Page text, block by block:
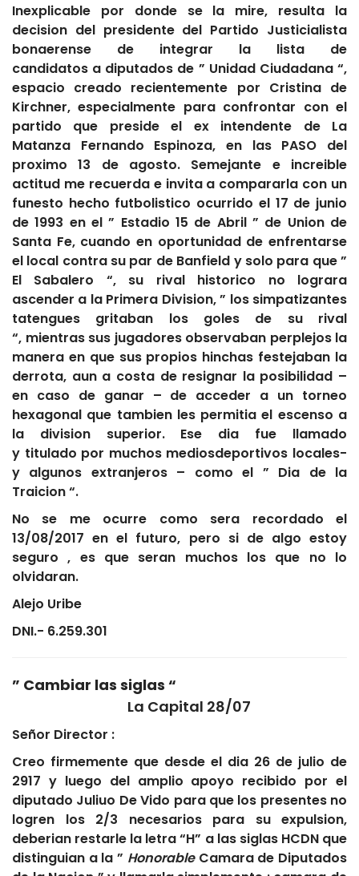
Inexplicable por donde se la mire, resulta la
decision del presidente del Partido Justicialista
bonaerense de integrar la lista de
candidatos a diputados de ” Unidad Ciudadana “,
espacio creado recientemente por Cristina de
Kirchner, especialmente para confrontar con el
partido que preside el ex intendente de La
Matanza Fernando Espinoza, en las PASO del
proximo 13 de agosto. Semejante e increible
actitud me recuerda e invita a compararla con un
funesto hecho futbolistico ocurrido el 17 de junio
de 1993 en el ” Estadio 15 de Abril ” de Union de
Santa Fe, cuando en oportunidad de enfrentarse
el local contra su par de Banfield y solo para que ”
El Sabalero “, su rival historico no lograra
ascender a la Primera Division, ” los simpatizantes
tatengues gritaban los goles de su rival
“, mientras sus jugadores observaban perplejos la
manera en que sus propios hinchas festejaban la
derrota, aun a costa de resignar la posibilidad –
en caso de ganar – de acceder a un torneo
hexagonal que tambien les permitia el escenso a
la division superior. Ese dia fue llamado
y titulado por muchos mediosdeportivos locales-
y algunos extranjeros – como el ” Dia de la
Traicion “.
No se me ocurre como sera recordado el
13/08/2017 en el futuro, pero si de algo estoy
seguro , es que seran muchos los que no lo
olvidaran.
Alejo Uribe
DNI.- 6.259.301
” Cambiar las siglas “
La Capital 28/07
Señor Director :
Creo firmemente que desde el dia 26 de julio de
2917 y luego del amplio apoyo recibido por el
diputado Juliuo De Vido para que los presentes no
logren los 2/3 necesarios para su expulsion,
deberian restarle la letra “H” a las siglas HCDN que
distinguian a la ” HonorableCamara de Diputados